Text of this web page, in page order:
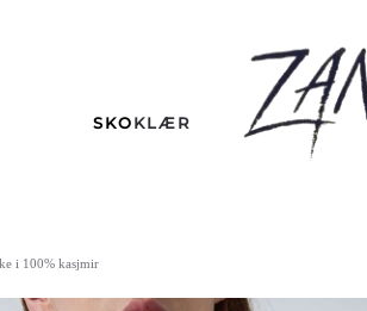
SKOKLÆR
i 100% kasjmir